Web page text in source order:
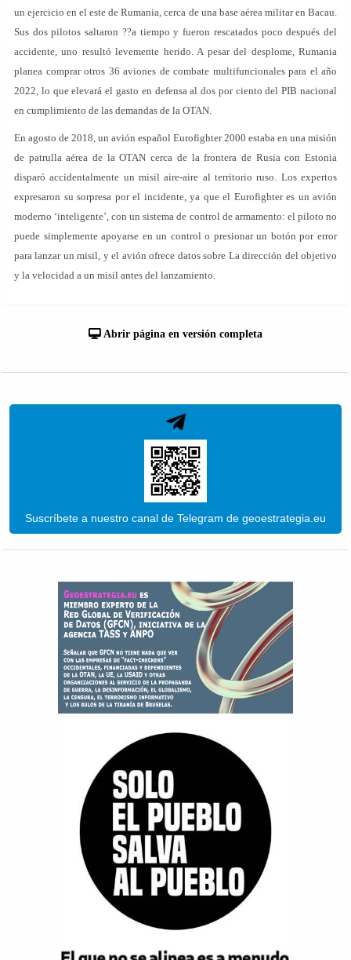
un ejercicio en el este de Rumania, cerca de una base aérea militar en Bacau.
Sus dos pilotos saltaron ??a tiempo y fueron rescatados poco después del
accidente, uno resultó levemente herido. A pesar del desplome, Rumania
planea comprar otros 36 aviones de combate multifuncionales para el año
2022, lo que elevará el gasto en defensa al dos por ciento del PIB nacional
en cumplimiento de las demandas de la OTAN.
En agosto de 2018, un avión español Eurofighter 2000 estaba en una misión
de patrulla aérea de la OTAN cerca de la frontera de Rusia con Estonia
disparó accidentalmente un misil aire-aire al territorio ruso. Los expertos
expresaron su sorpresa por el incidente, ya que el Eurofighter es un avión
moderno ‘inteligente’, con un sistema de control de armamento: el piloto no
puede simplemente apoyarse en un control o presionar un botón por error
para lanzar un misil, y el avión ofrece datos sobre La dirección del objetivo
y la velocidad a un misil antes del lanzamiento.
Abrir página en versión completa
Suscríbete a nuestro canal de Telegram de geoestrategia.eu